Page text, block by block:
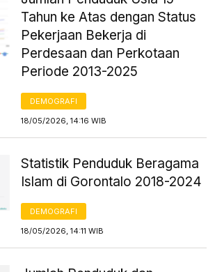
Tahun ke Atas dengan Status
Pekerjaan Bekerja di
Perdesaan dan Perkotaan
Periode 2013-2025
DEMOGRAFI
18/05/2026, 14:16 WIB
Statistik Penduduk Beragama
Islam di Gorontalo 2018-2024
DEMOGRAFI
18/05/2026, 14:11 WIB